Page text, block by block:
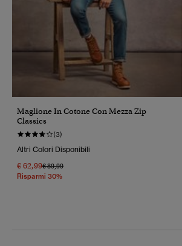
Maglione In Cotone Con Mezza Zip
Classics
(3)
Altri Colori Disponibili
€ 62,99Prezzo Ridotto Da
€ 89,99A
Risparmi 30%